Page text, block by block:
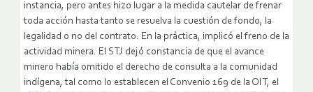
instancia, pero antes hizo lugar a la medida cautelar de frenar
toda acción hasta tanto se resuelva la cuestión de fondo, la
legalidad o no del contrato. En la práctica, implicó el freno de la
actividad minera. El STJ dejó constancia de que el avance
minero había omitido el derecho de consulta a la comunidad
indígena, tal como lo establecen el Convenio 169 de la OIT, el